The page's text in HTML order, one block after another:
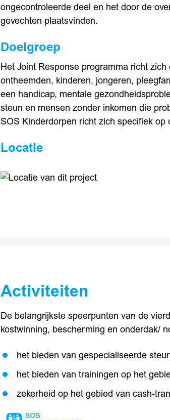
ongecontroleerde deel en het door de
gevechten plaatsvinden.
Doelgroep
Het Joint Response programma richt
ontheemden, kinderen, jongeren,
een handicap, mentale
steun en mensen zonder inkomen die
SOS Kinderdorpen richt zich specifiek op
Locatie
Activiteiten
De belangrijkste speerpunten van de
kostwinning, bescherming en onderdak/
het bieden van gespecialiseerde
het bieden van trainingen op het
zekerheid op het gebied van cash-
ondersteuning om te voorzien in de